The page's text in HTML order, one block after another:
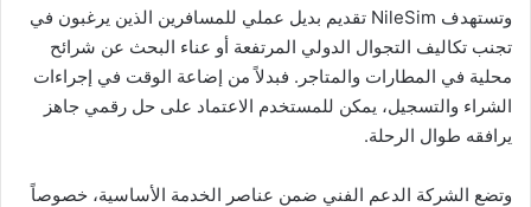
وتستهدف NileSim تقديم بديل عملي للمسافرين الذين يرغبون في
تجنب تكاليف التجوال الدولي المرتفعة أو عناء البحث عن شرائح
محلية في المطارات والمتاجر. فبدلاً من إضاعة الوقت في إجراءات
الشراء والتسجيل، يمكن للمستخدم الاعتماد على حل رقمي جاهز
يرافقه طوال الرحلة.
وتضع الشركة الدعم الفني ضمن عناصر الخدمة الأساسية، خصوصاً